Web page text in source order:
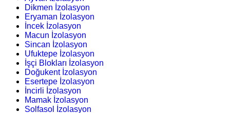
Dikmen İzolasyon
Eryaman İzolasyon
İncek İzolasyon
Macun İzolasyon
Sincan İzolasyon
Ufuktepe İzolasyon
İşçi Blokları İzolasyon
Doğukent İzolasyon
Esertepe İzolasyon
İncirli İzolasyon
Mamak İzolasyon
Solfasol İzolasyon